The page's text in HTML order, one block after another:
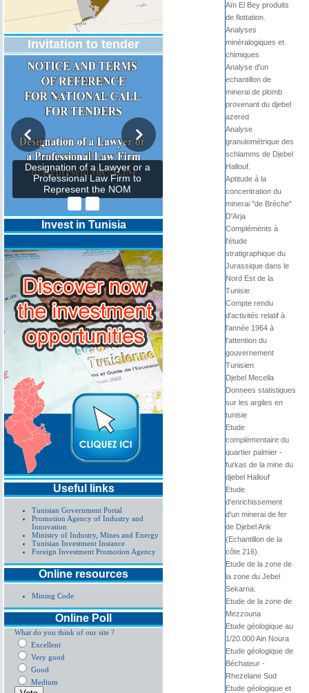
Invitation to tender
Designation of a Lawyer or a
Professional Law Firm to
Represent the NOM
Invest in Tunisia
Useful links
Tunisian Government Portal
Promotion Agency of Industry and
Innovation
Ministry of Industry, Mines and Energy
Tunisian Investment Instance
Foreign Investment Promotion Agency
Online resources
Mining Code
Online Poll
What do you think of our site ?
Excellent
Very good
Good
Medium
Aïn El Bey produits
de flottation.
Analyses
minéralogiques et
chimiques
Analyse d'un
echantillon de
minerai de plomb
provenant du djebel
azered
Analyse
granulométrique des
schlamms de Djebel
Hallouf.
Aptitude à la
concentration du
minerai "de Brèche"
D'Arja
Compléments à
l'étude
stratigraphique du
Jurassique dans le
Nord Est de la
Tunisie
Compte rendu
d'activités relatif à
l'année 1964 à
l'attention du
gouvernement
Tunisien
Djebel Mecella
Donnees statistiques
sur les argiles en
tunisie
Etude
complémentaire du
quartier palmier -
furkas de la mine du
djebel Hallouf
Etude
d'enrichissement
d'un minerai de fer
de Djebel Ank
(Echantillon de la
côte 216).
Etude de la zone de
la zone du Jebel
Sekarna.
Etude de la zone de
Mezzouna
Etude géologique au
1/20.000 Ain Noura
Etude géologique de
Béchateur -
Rhezelane Sud
Etude géologique et